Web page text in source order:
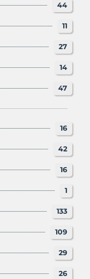
44
11
27
14
47
16
42
16
1
133
109
29
26